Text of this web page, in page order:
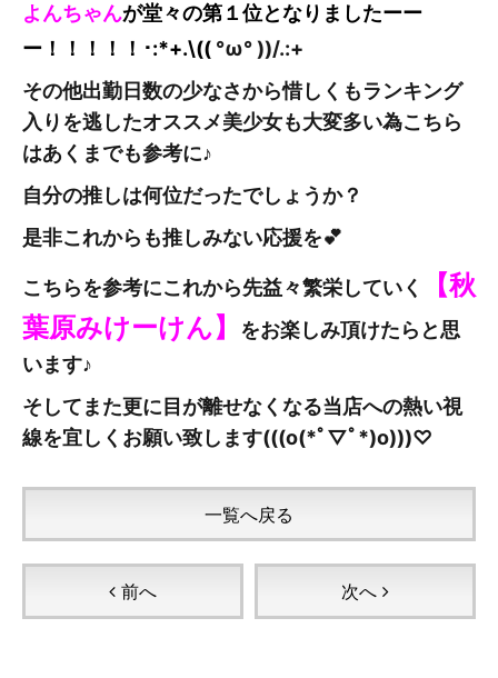
よんちゃんが堂々の第１位となりましたーー
ー！！！！！ ･:*+.\(( °ω° ))/.:+
その他出勤日数の少なさから惜しくもランキング
入りを逃したオススメ美少女も大変多い為こちら
はあくまでも参考に♪
自分の推しは何位だったでしょうか？
是非これからも推しみない応援を💕
こちらを参考にこれから先益々繁栄していく
【秋
葉原みけーけん】
をお楽しみ頂けたらと思
います♪
そしてまた更に目が離せなくなる当店への熱い視
線を宜しくお願い致します(((o(*ﾟ▽ﾟ*)o)))♡
前へ
一覧へ戻る
次へ